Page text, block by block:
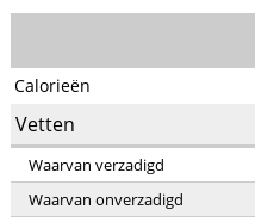
Calorieën
Vetten
Waarvan verzadigd
Waarvan onverzadigd